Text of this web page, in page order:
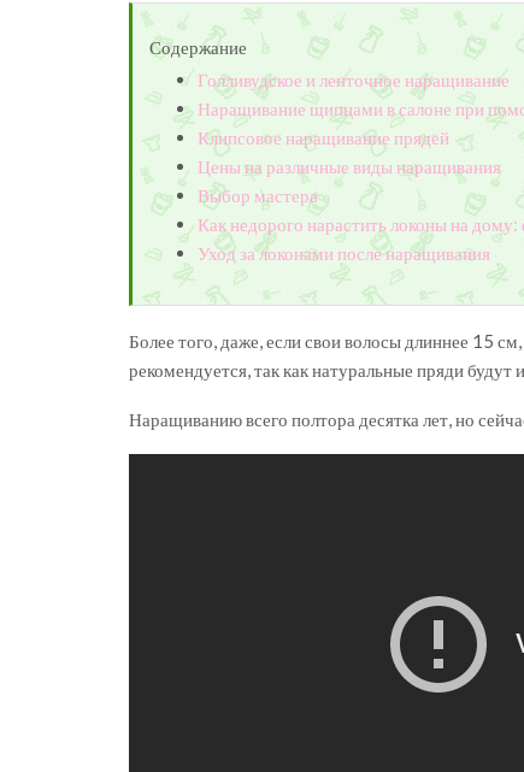
Содержание
Голливудское и ленточное наращивание
Наращивание щипцами в салоне при
Клипсовое наращивание прядей
Цены на различные виды наращивания
Выбор мастера
Как недорого нарастить локоны на дому:
Уход за локонами после наращивания
Более того, даже, если свои волосы длиннее 15
рекомендуется, так как натуральные пряди
Наращиванию всего полтора десятка лет, но